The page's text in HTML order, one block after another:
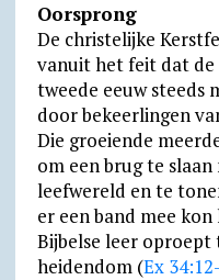
Oorsprong
De christelijke
vanuit het feit dat de
tweede eeuw steeds
door bekeerlingen
Die groeiende
om een brug te
leefwereld en te
er een band mee
Bijbelse leer
heidendom (Ex